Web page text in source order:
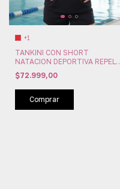
+1
TANKINI CON SHORT
NATACION DEPORTIVA REPELE
AL CLORO CON RECORTE BAJO
BUSTO MARYMAR (MM089)
$72.999,00
Comprar